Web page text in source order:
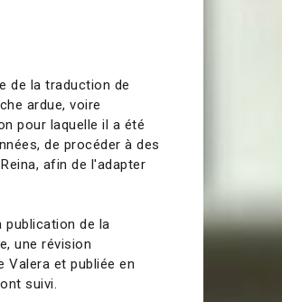
de la traduction de
ardue, voire
pour laquelle il a été
de procéder à des
afin de l'adapter
de la
une révision
Valera et publiée en
suivi.